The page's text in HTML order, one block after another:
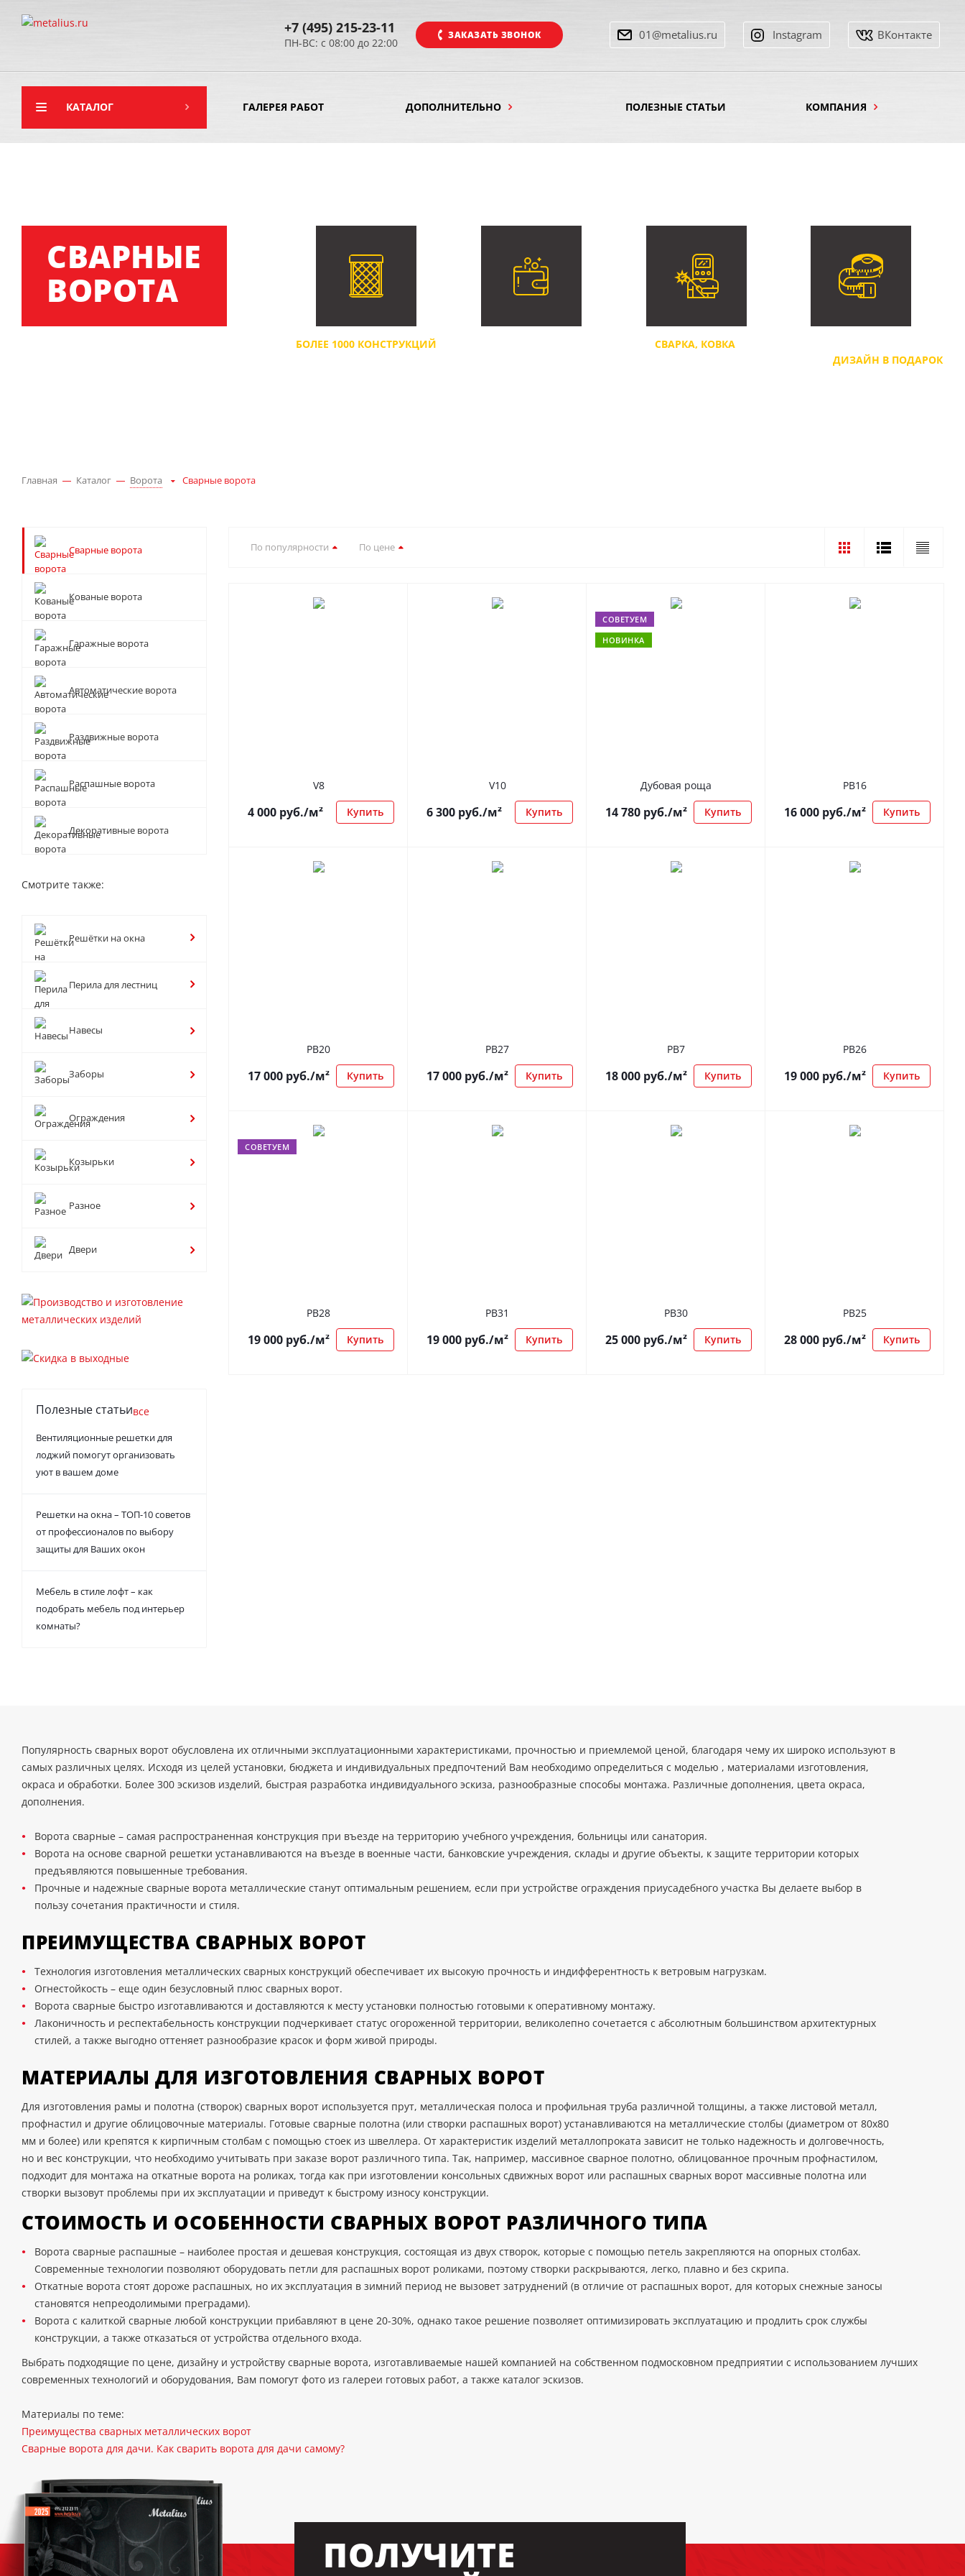
ЗАКАЗАТЬ ЗВОНОК 01@metalius.ru Instagram ВКонтакте
+7 (495) 215-23-11
ПН-ВС: с 08:00 до 22:00
КАТАЛОГ ГАЛЕРЕЯ РАБОТ ДОПОЛНИТЕЛЬНО ПОЛЕЗНЫЕ СТАТЬИ КОМПАНИЯ
СВАРНЫЕ
ВОРОТА
БОЛЕЕ 1000 КОНСТРУКЦИЙ
СВАРКА, КОВКА,
СЕГОДНЯ,ДИЗАЙН В ПОДАРОК
Главная Каталог Ворота Сварные ворота
По популярности По цене
V8
4 000 руб./м² Купить
V10
6 300 руб./м² Купить
СОВЕТУЕМ
НОВИНКА
Дубовая роща
14 780 руб./м² Купить
РВ16
16 000 руб./м² Купить
РВ20
17 000 руб./м² Купить
РВ27
17 000 руб./м² Купить
РВ7
18 000 руб./м² Купить
РВ26
19 000 руб./м² Купить
СОВЕТУЕМ
РВ28
19 000 руб./м² Купить
РВ31
19 000 руб./м² Купить
РВ30
25 000 руб./м² Купить
РВ25
28 000 руб./м² Купить
Сварные ворота
Кованые ворота
Гаражные ворота
Автоматические ворота
Раздвижные ворота
Распашные ворота
Декоративные ворота
Смотрите также:
Решётки на окна
Перила для лестниц
Навесы
Заборы
Ограждения
Козырьки
Разное
Двери
Полезные статьивсе
Вентиляционные решетки для
лоджий помогут организовать
уют в вашем доме
Решетки на окна – ТОП-10 советов
от профессионалов по выбору
защиты для Ваших окон
Мебель в стиле лофт – как
подобрать мебель под интерьер
комнаты?
Популярность сварных ворот обусловлена их отличными эксплуатационными характеристиками, прочностью и приемлемой ценой, благодаря чему их широко используют в
самых различных целях. Исходя из целей установки, бюджета и индивидуальных предпочтений Вам необходимо определиться с моделью , материалами изготовления,
окраса и обработки. Более 300 эскизов изделий, быстрая разработка индивидуального эскиза, разнообразные способы монтажа. Различные дополнения, цвета окраса,
дополнения.
Ворота сварные – самая распространенная конструкция при въезде на территорию учебного учреждения, больницы или санатория.
Ворота на основе сварной решетки устанавливаются на въезде в военные части, банковские учреждения, склады и другие объекты, к защите территории которых
предъявляются повышенные требования.
Прочные и надежные сварные ворота металлические станут оптимальным решением, если при устройстве ограждения приусадебного участка Вы делаете выбор в
пользу сочетания практичности и стиля.
ПРЕИМУЩЕСТВА СВАРНЫХ ВОРОТ
Технология изготовления металлических сварных конструкций обеспечивает их высокую прочность и индифферентность к ветровым нагрузкам.
Огнестойкость – еще один безусловный плюс сварных ворот.
Ворота сварные быстро изготавливаются и доставляются к месту установки полностью готовыми к оперативному монтажу.
Лаконичность и респектабельность конструкции подчеркивает статус огороженной территории, великолепно сочетается с абсолютным большинством архитектурных
стилей, а также выгодно оттеняет разнообразие красок и форм живой природы.
МАТЕРИАЛЫ ДЛЯ ИЗГОТОВЛЕНИЯ СВАРНЫХ ВОРОТ
Для изготовления рамы и полотна (створок) сварных ворот используется прут, металлическая полоса и профильная труба различной толщины, а также листовой металл,
профнастил и другие облицовочные материалы. Готовые сварные полотна (или створки распашных ворот) устанавливаются на металлические столбы (диаметром от 80х80
мм и более) или крепятся к кирпичным столбам с помощью стоек из швеллера. От характеристик изделий металлопроката зависит не только надежность и долговечность,
но и вес конструкции, что необходимо учитывать при заказе ворот различного типа. Так, например, массивное сварное полотно, облицованное прочным профнастилом,
подходит для монтажа на откатные ворота на роликах, тогда как при изготовлении консольных сдвижных ворот или распашных сварных ворот массивные полотна или
створки вызовут проблемы при их эксплуатации и приведут к быстрому износу конструкции.
СТОИМОСТЬ И ОСОБЕННОСТИ СВАРНЫХ ВОРОТ РАЗЛИЧНОГО ТИПА
Ворота сварные распашные – наиболее простая и дешевая конструкция, состоящая из двух створок, которые с помощью петель закрепляются на опорных столбах.
Современные технологии позволяют оборудовать петли для распашных ворот роликами, поэтому створки раскрываются, легко, плавно и без скрипа.
Откатные ворота стоят дороже распашных, но их эксплуатация в зимний период не вызовет затруднений (в отличие от распашных ворот, для которых снежные заносы
становятся непреодолимыми преградами).
Ворота с калиткой сварные любой конструкции прибавляют в цене 20-30%, однако такое решение позволяет оптимизировать эксплуатацию и продлить срок службы
конструкции, а также отказаться от устройства отдельного входа.
Выбрать подходящие по цене, дизайну и устройству сварные ворота, изготавливаемые нашей компанией на собственном подмосковном предприятии с использованием лучших
современных технологий и оборудования, Вам помогут фото из галереи готовых работ, а также каталог эскизов.
Материалы по теме:
Преимущества сварных металлических ворот
Сварные ворота для дачи. Как сварить ворота для дачи самому?
ПОЛУЧИТЕ